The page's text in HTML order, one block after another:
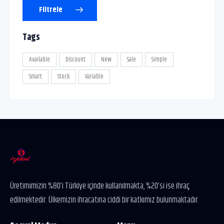
Filtrele
Tags
Available Discount New Sale
Simple
Smart
Stock Variable
Üretimimizin %80’i Türkiye içinde kullanılmakta, %20’si ise ihraç
edilmektedir. Ülkemizin ihracatına ciddi bir katkımız bulunmaktadır.